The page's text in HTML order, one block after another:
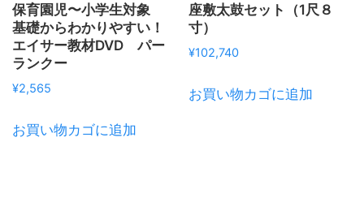
保育園児〜小学生対象
基礎からわかりやすい！
エイサー教材DVD パー
ランクー
¥2,565
お買い物カゴに追加
座敷太鼓セット（1尺８
寸）
¥102,740
お買い物カゴに追加